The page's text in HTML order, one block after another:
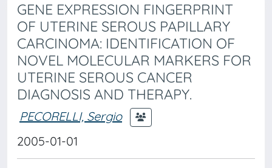
GENE EXPRESSION FINGERPRINT
OF UTERINE SEROUS PAPILLARY
CARCINOMA: IDENTIFICATION OF
NOVEL MOLECULAR MARKERS FOR
UTERINE SEROUS CANCER
DIAGNOSIS AND THERAPY.
PECORELLI, Sergio
2005-01-01